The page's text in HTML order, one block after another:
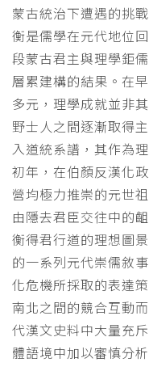
蒙古統治下遭遇的挑
衡是儒學在元代地位
段蒙古君主與理學鉅
層累建構的結果。在
多元，理學成就並非
野士人之間逐漸取得
入道統系譜，其作為
初年，在伯顏反漢化
營均極力推崇的元世
由隱去君臣交往中的
衡得君行道的理想圖
的一系列元代崇儒敘
化危機所採取的表達
南北之間的競合互動
代漢文史料中大量充
體語境中加以審慎分析